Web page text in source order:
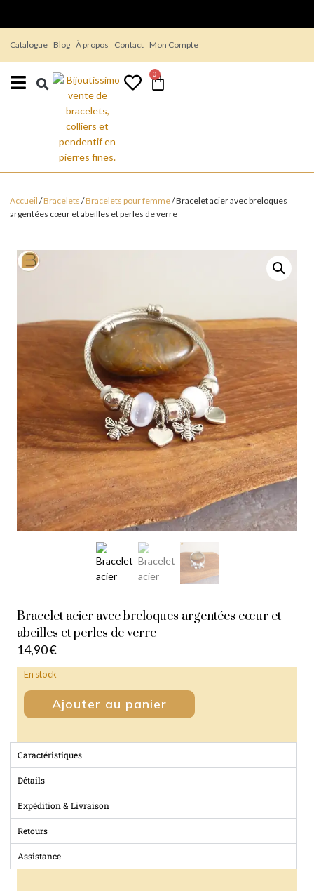
Catalogue Blog À propos Contact Mon Compte
0
Accueil /Bracelets /Bracelets pour femme/ Bracelet acier avec breloques
argentées cœur et abeilles et perles de verre
Bracelet acier avec breloques argentées cœur et
abeilles et perles de verre
14,90€
En stock
Ajouter au panier
Caractéristiques
Détails
Expédition & Livraison
Retours
Assistance